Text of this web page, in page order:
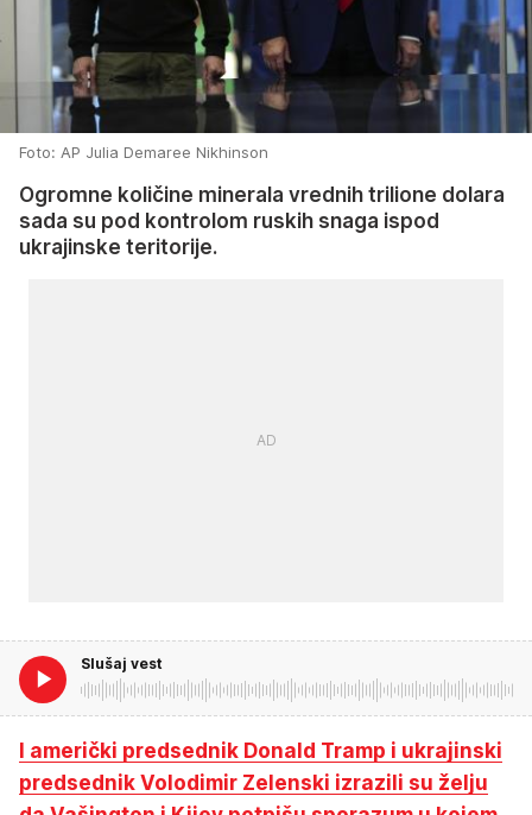
Foto: AP Julia Demaree Nikhinson
Ogromne količine minerala vrednih trilione dolara
sada su pod kontrolom ruskih snaga ispod
ukrajinske teritorije.
Slušaj vest
I američki predsednik Donald Tramp i ukrajinski
predsednik Volodimir Zelenski izrazili su želju